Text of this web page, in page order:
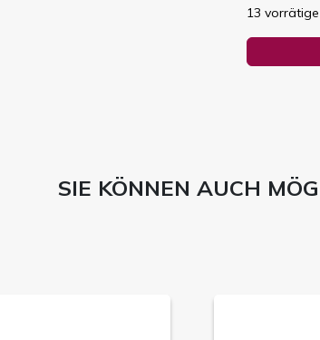
13
SIE KÖNNEN AUCH